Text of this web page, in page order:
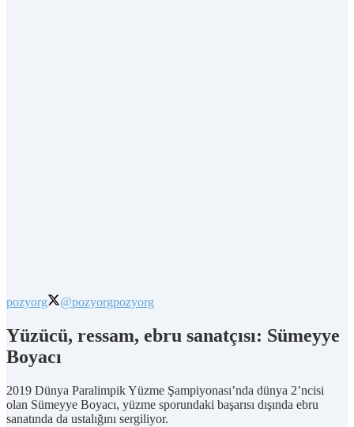
pozyorg @pozyorgpozyorg
Yüzücü, ressam, ebru sanatçısı: Sümeyye
Boyacı
2019 Dünya Paralimpik Yüzme Şampiyonası’nda dünya 2’ncisi
olan Sümeyye Boyacı, yüzme sporundaki başarısı dışında ebru
sanatında da ustalığını sergiliyor.